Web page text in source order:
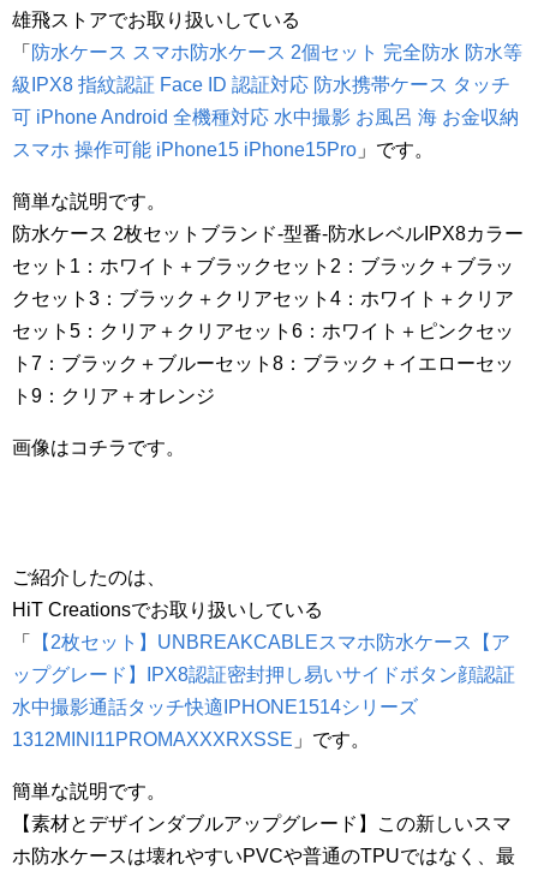
雄飛ストアでお取り扱いしている
「 防水ケース スマホ防水ケース 2個セット 完全防水 防水等
級IPX8 指紋認証 Face ID 認証対応 防水携帯ケース タッチ
可 iPhone Android 全機種対応 水中撮影 お風呂 海 お金収納
スマホ 操作可能 iPhone15 iPhone15Pro 」です。
簡単な説明です。
防水ケース 2枚セットブランド-型番-防水レベルIPX8カラー
セット1：ホワイト＋ブラックセット2：ブラック＋ブラッ
クセット3：ブラック＋クリアセット4：ホワイト＋クリア
セット5：クリア＋クリアセット6：ホワイト＋ピンクセッ
ト7：ブラック＋ブルーセット8：ブラック＋イエローセッ
ト9：クリア＋オレンジ
画像はコチラです。
ご紹介したのは、
HiT Creationsでお取り扱いしている
「
【2枚セット】UNBREAKCABLEスマホ防水ケース【ア
ップグレード】IPX8認証密封押し易いサイドボタン顔認証
水中撮影通話タッチ快適IPHONE1514シリーズ
1312MINI11PROMAXXXRXSSE 」です。
簡単な説明です。
【素材とデザインダブルアップグレード】この新しいスマ
ホ防水ケースは壊れやすいPVCや普通のTPUではなく、最